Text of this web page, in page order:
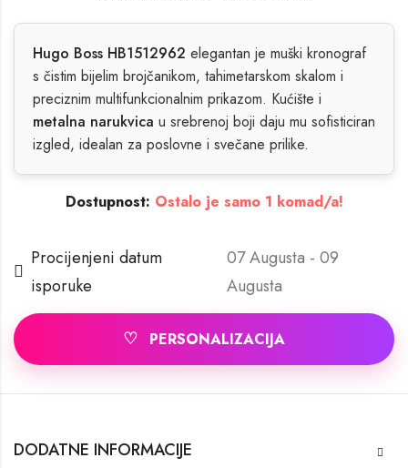
Hugo Boss HB1512962 elegantan je muški kronograf
s čistim bijelim brojčanikom, tahimetarskom skalom i
preciznim multifunkcionalnim prikazom. Kućište i
metalna narukvica u srebrenoj boji daju mu sofisticiran
izgled, idealan za poslovne i svečane prilike.
Dostupnost: Ostalo je samo 1 komad/a!
Procijenjeni datum
isporuke
07 Augusta - 09
Augusta
♡ PERSONALIZACIJA
DODATNE INFORMACIJE